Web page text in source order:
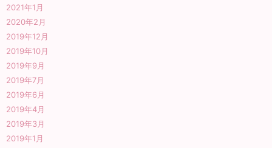
2021年1月
2020年2月
2019年12月
2019年10月
2019年9月
2019年7月
2019年6月
2019年4月
2019年3月
2019年1月